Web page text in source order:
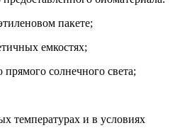
пакете;
емкостях;
солнечного света;
температурах и в условиях